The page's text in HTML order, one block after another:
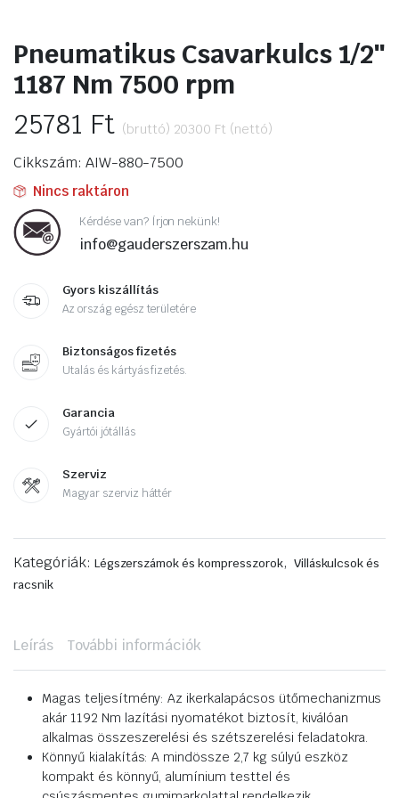
Pneumatikus Csavarkulcs 1/2″
1187 Nm 7500 rpm
25781 Ft (bruttó) 20300 Ft (nettó)
Cikkszám: AIW-880-7500
Nincs raktáron
Kérdése van? Írjon nekünk!
info@gauderszerszam.hu
Gyors kiszállítás
Az ország egész területére
Biztonságos fizetés
Utalás és kártyás fizetés.
Garancia
Gyártói jótállás
Szerviz
Magyar szerviz háttér
Kategóriák: Légszerszámok és kompresszorok, Villáskulcsok és
racsnik
Leírás További információk
Magas teljesítmény: Az ikerkalapácsos ütőmechanizmus
akár 1192 Nm lazítási nyomatékot biztosít, kiválóan
alkalmas összeszerelési és szétszerelési feladatokra.
Könnyű kialakítás: A mindössze 2,7 kg súlyú eszköz
kompakt és könnyű, alumínium testtel és